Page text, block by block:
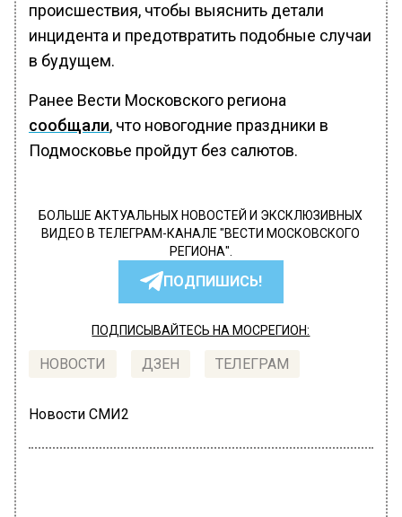
происшествия, чтобы выяснить детали
инцидента и предотвратить подобные случаи
в будущем.
Ранее Вести Московского региона
сообщали, что новогодние праздники в
Подмосковье пройдут без салютов.
БОЛЬШЕ АКТУАЛЬНЫХ НОВОСТЕЙ И ЭКСКЛЮЗИВНЫХ
ВИДЕО В ТЕЛЕГРАМ-КАНАЛЕ "ВЕСТИ МОСКОВСКОГО
РЕГИОНА".
ПОДПИШИСЬ!
ПОДПИСЫВАЙТЕСЬ НА МОСРЕГИОН:
НОВОСТИ ДЗЕН ТЕЛЕГРАМ
Новости СМИ2